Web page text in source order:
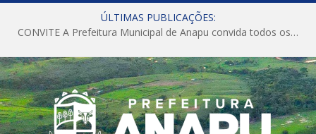
ÚLTIMAS PUBLICAÇÕES:
CONVITE A Prefeitura Municipal de Anapu convida todos os servidores públicos municipais para participarem da Audiência Pública de discussão da Lei de Diretrizes Orçamentárias (LDO), importante instrumento de planejamento das ações e investimentos da Administração Pública para o próximo exercício financeiro.